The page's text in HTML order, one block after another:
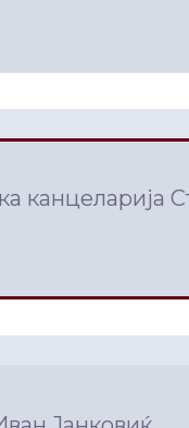
канцеларија